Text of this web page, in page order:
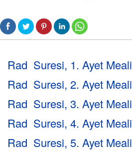
Rad Suresi, 1. Ayet Meali
Rad Suresi, 2. Ayet Meali
Rad Suresi, 3. Ayet Meali
Rad Suresi, 4. Ayet Meali
Rad Suresi, 5. Ayet Meali